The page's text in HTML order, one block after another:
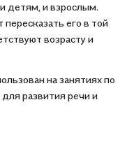
детям, и взрослым.
его в той
возрасту и
на занятиях по
развития речи и